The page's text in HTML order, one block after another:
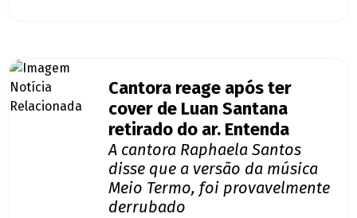
Cantora reage após ter
cover de Luan Santana
retirado do ar. Entenda
A cantora Raphaela Santos
disse que a versão da música
Meio Termo, foi provavelmente
derrubado